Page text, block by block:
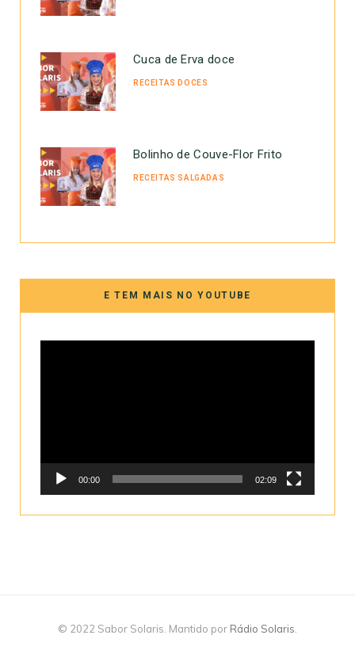
Cuca de Erva doce
RECEITAS DOCES
Bolinho de Couve-Flor Frito
RECEITAS SALGADAS
E TEM MAIS NO YOUTUBE
00:00 02:09
© 2022 Sabor Solaris. Mantido por Rádio Solaris